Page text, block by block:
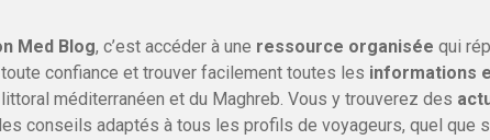
Med Blog, c’est accéder à une ressource organisée qui
confiance et trouver facilement toutes les informations
méditerranéen et du Maghreb. Vous y trouverez des
conseils adaptés à tous les profils de voyageurs, quel que